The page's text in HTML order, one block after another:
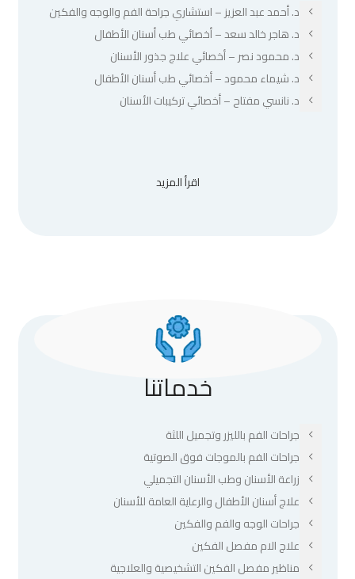
د. أحمد عبد العزيز – استشاري جراحة الفم والوجه والفكين
د. هاجر خالد سعد – أخصائي طب أسنان الأطفال
د. محمود نصر – أخصائي علاج جذور الأسنان
د. شيماء محمود – أخصائي طب أسنان الأطفال
د. نانسي مفتاح – أخصائي تركيبات الأسنان
اقرأ المزيد
خدماتنا
جراحات الفم بالليزر وتجميل اللثة
جراحات الفم بالموجات فوق الصوتية
زراعة الأسنان وطب الأسنان التجميلي
علاج أسنان الأطفال والرعاية العامة للأسنان
جراحات الوجه والفم والفكين
علاج الام مفصل الفكين
مناظير مفصل الفكين التشخيصية والعلاجية